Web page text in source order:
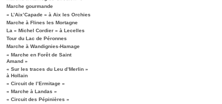
Marche gourmande
« L’Aix’Capade » à Aix les Orchies
Marche à Flines les Mortagne
La « Michel Cordier » à Lecelles
Tour du Lac de Péronnes
Marche à Wandignies-Hamage
« Marche en Forêt de Saint
Amand »
« Sur les traces du Leu d’Merlin »
à Hollain
« Circuit de l’Ermitage »
« Marche à Landas »
« Circuit des Pépinières »